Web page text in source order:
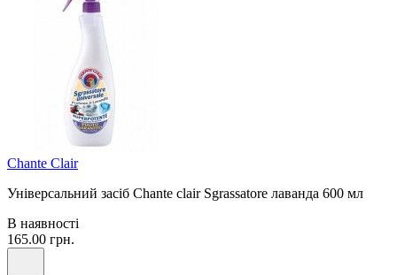
Chante Clair
Універсальний засіб Chante clair Sgrassatore лаванда 600 мл
В наявності
165.00 грн.